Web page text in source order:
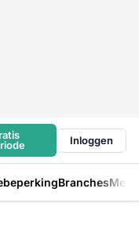
Inloggen
Branches